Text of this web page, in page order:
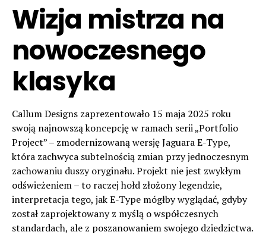
Wizja mistrza na
nowoczesnego
klasyka
Callum Designs zaprezentowało 15 maja 2025 roku
swoją najnowszą koncepcję w ramach serii „Portfolio
Project” – zmodernizowaną wersję Jaguara E-Type,
która zachwyca subtelnością zmian przy jednoczesnym
zachowaniu duszy oryginału. Projekt nie jest zwykłym
odświeżeniem – to raczej hołd złożony legendzie,
interpretacja tego, jak E-Type mógłby wyglądać, gdyby
został zaprojektowany z myślą o współczesnych
standardach, ale z poszanowaniem swojego dziedzictwa.